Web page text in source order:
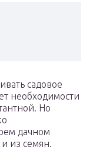
садовое
необходимости
Но
дачном
из семян.